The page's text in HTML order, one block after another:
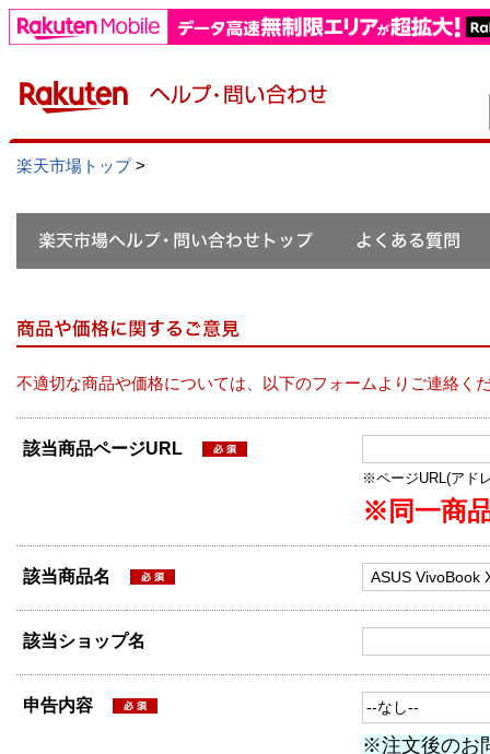
楽天市場トップ>
不適切な商品や価格については、以下のフォームよりご連絡く
該当商品ページURL
※ページURL(アド
※同一商
該当商品名
該当ショップ名
申告内容
※注文後のお